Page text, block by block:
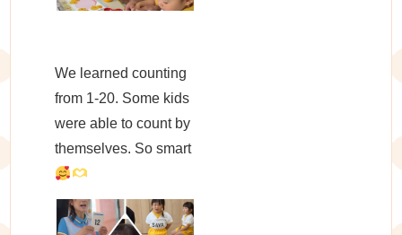
We learned counting
from 1-20. Some kids
were able to count by
themselves. So smart